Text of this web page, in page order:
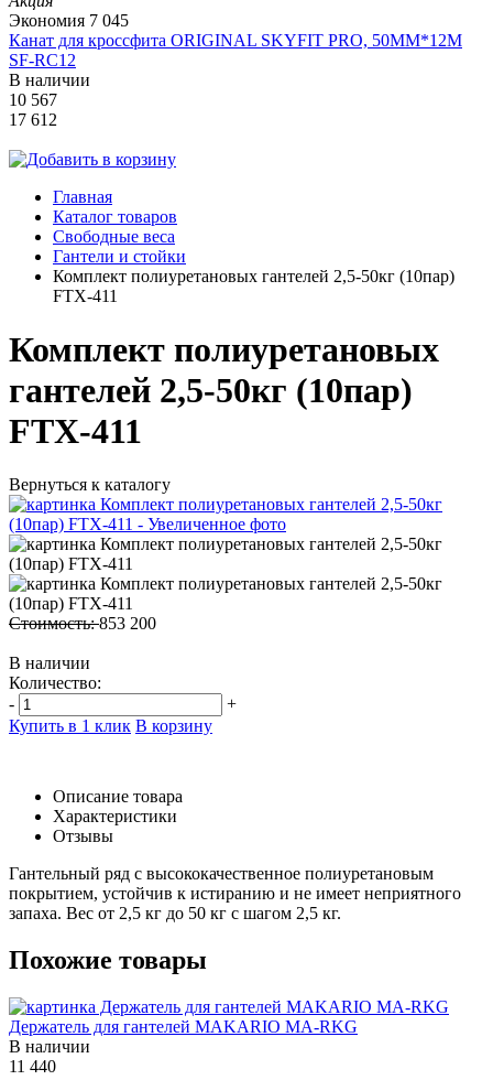
Экономия 7 045
Канат для кроссфита ORIGINAL SKYFIT PRO, 50MM*12M
SF-RС12
В наличии
10 567
17 612
Главная
Каталог товаров
Свободные веса
Гантели и стойки
Комплект полиуретановых гантелей 2,5-50кг (10пар)
FTX-411
Комплект полиуретановых
гантелей 2,5-50кг (10пар)
FTX-411
Вернуться к каталогу
Стоимость:853 200
В наличии
Количество:
-
+
Купить в 1 клик В корзину
Описание товара
Характеристики
Отзывы
Гантельный ряд с высококачественное полиуретановым
покрытием, устойчив к истиранию и не имеет неприятного
запаха. Вес от 2,5 кг до 50 кг с шагом 2,5 кг.
Похожие товары
Держатель для гантелей MAKARIO MA-RKG
В наличии
11 440